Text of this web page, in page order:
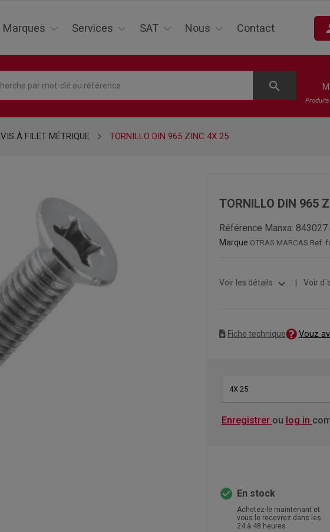
Marques Services SAT Nous Contact
search
VIS À FILET MÉTRIQUE TORNILLO DIN 965 ZINC 4X 25
TORNILLO DIN 965
Référence Manxa: 843027
Marque OTRAS MARCAS Ref.
Voir les détails expand_more Voir
Fiche technique Vouz
4X 25
Enregistrer ou log in
check_circle En stock
Achetez-le maintenant et
vous le recevrez dans les
24 à 48 heures